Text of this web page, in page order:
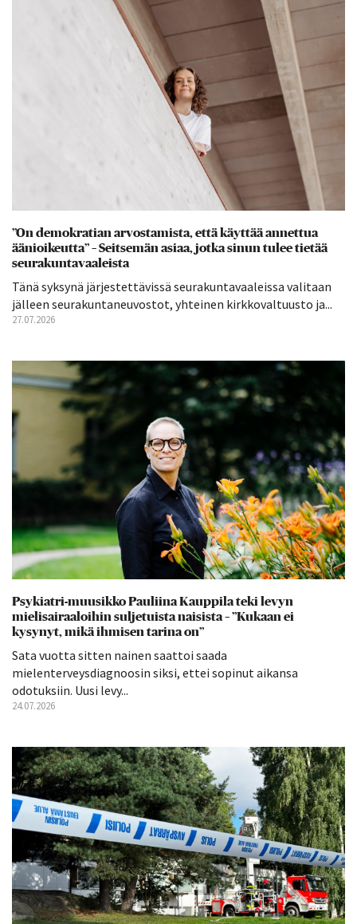
”On demokratian arvostamista, että käyttää annettua
äänioikeutta” – Seitsemän asiaa, jotka sinun tulee tietää
seurakuntavaaleista
Tänä syksynä järjestettävissä seurakuntavaaleissa valitaan
jälleen seurakuntaneuvostot, yhteinen kirkkovaltuusto ja...
27.07.2026
Psykiatri-muusikko Pauliina Kauppila teki levyn
mielisairaaloihin suljetuista naisista – ”Kukaan ei
kysynyt, mikä ihmisen tarina on”
Sata vuotta sitten nainen saattoi saada
mielenterveysdiagnoosin siksi, ettei sopinut aikansa
odotuksiin. Uusi levy...
24.07.2026